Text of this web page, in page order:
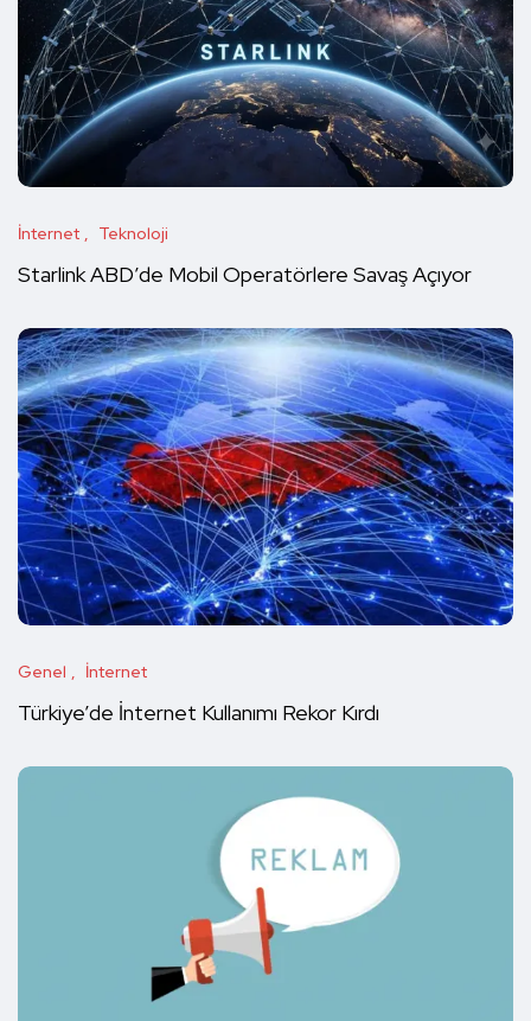
İnternet Teknoloji
Starlink ABD’de Mobil Operatörlere Savaş Açıyor
Genel İnternet
Türkiye’de İnternet Kullanımı Rekor Kırdı